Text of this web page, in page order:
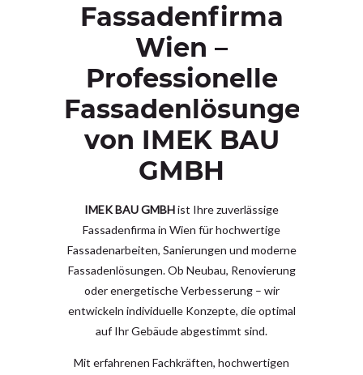
Fassadenfirma
Wien –
Professionelle
Fassadenlösungen
von IMEK BAU
GMBH
IMEK BAU GMBHist Ihre zuverlässige
Fassadenfirma in Wien für hochwertige
Fassadenarbeiten, Sanierungen und moderne
Fassadenlösungen. Ob Neubau, Renovierung
oder energetische Verbesserung – wir
entwickeln individuelle Konzepte, die optimal
auf Ihr Gebäude abgestimmt sind.
Mit erfahrenen Fachkräften, hochwertigen